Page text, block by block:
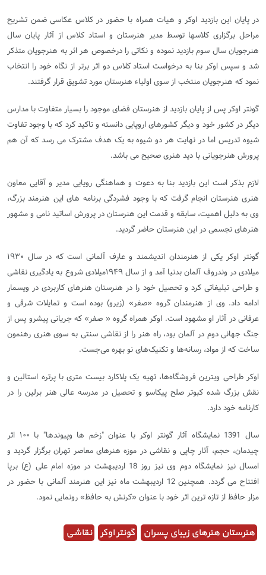
در پایان این بازدید اوکر و هیات همراه با حضور در کلاس عکاسی ضمن تشریح
مراحل برگزاری کلاسها توسط مدیر هنرستان و استاد کلاس از آثار پایان سال
هنرجویان سال سوم بازدید نموده و نکاتی را درخصوص هر اثر به هنرجویان متذکر
شد و سپس اوکر بنا به درخواست استاد کلاس دو اثر برتر از نگاه خود را انتخاب
نمود که هنرجویان منتخب از سوی اولیاء هنرستان مورد تشویق قرار گرفتند.
گونتر اوکر پس از پایان بازدید از هنرستان فضای موجود را بسیار متفاوت با مدارس
دیگر در کشور خود و دیگر کشورهای اروپایی دانسته و تاکید کرد که با وجود تفاوت
شیوه تدریس اما در نهایت هر دو شیوه به یک هدف مشترک می رسد که آن هم
پرورش هنرجویانی با دید هنری صحیح می باشد.
لازم بذکر است این بازدید بنا به دعوت و هماهنگی رویایی مدیر و آقایی معاون
هنری هنرستان انجام گرفت که با وجود فشردگی برنامه های این هنرمند بزرگ،
وی به دلیل اهمیت، سابقه و قدمت این هنرستان در پرورش اساتید نامی و مشهور
هنرهای تجسمی در این هنرستان حاضر گردید.
گونتر اوکر یکی از هنرمندان اندیشمند و عارف آلمانی است که در سال ۱۹۳۰
میلادی در وندروف آلمان بدنیا آمد و از سال ۱۹۴۹میلادی شروع به یادگیری نقاشی
و طراحی تبلیغاتی کرد و تحصیل خود را در هنرستان هنرهای کاربردی در ویسمار
ادامه داد. وی از هنرمندان گروه «صفر» (زیرو) بوده است و تمایلات شرقی و
عرفانی در آثار او مشهود است. اوکر همراه گروه « صفر» که جریانی پیشرو پس از
جنگ ‌جهانی دوم در آلمان بود، راه هنر را از نقاشی سنتی به سوی هنری رهنمون
ساخت که از مواد، رسانه‌ها و تکنیک‌های نو بهره می‌جست.
اوکر طراحی ویترین فروشگاه‌ها، تهیه یک پلاکارد بیست متری با پرتره استالین و
نقش بزرگ شده کبوتر صلح پیکاسو و تحصیل در مدرسه عالی هنر برلین را در
کارنامه خود دارد.
سال 1391 نمایشگاه آثار گونتر اوکر با عنوان "زخم ها وپیوندها" با ۱۰۰ اثر
چیدمان، حجم، آثار چاپی و نقاشی در موزه هنرهای معاصر تهران برگزار گردید و
امسال نیز نمایشگاه دوم وی نیز روز 18 اردیبهشت در موزه امام علی (ع) برپا
افتتاح می گردد. همچنین 12 اردیبهشت ماه نیز این هنرمند آلمانی با حضور در
مزار حافظ از تازه ترین اثر خود با عنوان «کرنش به حافظ» رونمایی نمود.
هنرستان هنرهای زیبای پسران گونتر اوکر نقاشی